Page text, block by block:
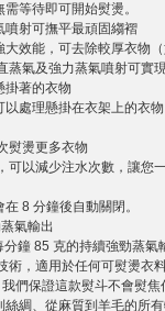
等待即可開始熨燙。
射可撫平最頑固縐褶
大效能，可去除較厚衣物
蒸氣及強力蒸氣噴射可實
掛著的衣物
處理懸掛在衣架上的衣
熨燙更多衣物
以減少注水次數，讓您
8 分鐘後自動關閉。
氣輸出
鐘 85 克的持續強勁蒸氣
術，適用於任何可熨燙衣
們保證這款熨斗不會熨
綢、從麻質到羊毛的所